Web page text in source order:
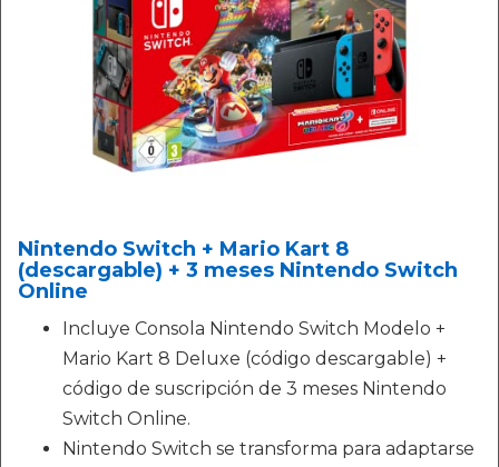
Nintendo Switch + Mario Kart 8
(descargable) + 3 meses Nintendo Switch
Online
Incluye Consola Nintendo Switch Modelo +
Mario Kart 8 Deluxe (código descargable) +
código de suscripción de 3 meses Nintendo
Switch Online.
Nintendo Switch se transforma para adaptarse